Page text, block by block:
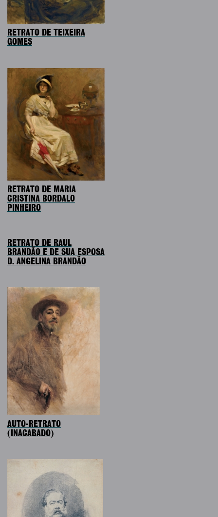
RETRATO DE TEIXEIRA
GOMES
RETRATO DE MARIA
CRISTINA BORDALO
PINHEIRO
RETRATO DE RAUL
BRANDÃO E DE SUA ESPOSA
D. ANGELINA BRANDÃO
AUTO-RETRATO
(INACABADO)